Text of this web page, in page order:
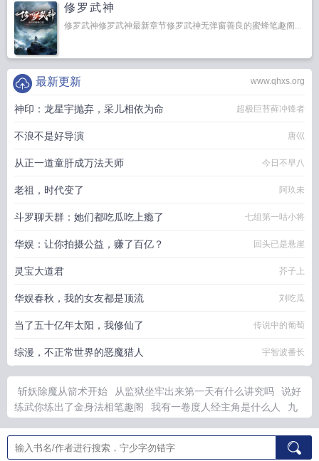
修罗武神
修罗武神修罗武神最新章节修罗武神无弹窗善良的蜜蜂笔趣阁...
www.qhxs.org
最新更新
神印：龙星宇抛弃，采儿相依为命 超极巨苔藓冲锋者
不浪不是好导演 唐巛
从正一道童肝成万法天师 今日不早八
老祖，时代变了 阿玖未
斗罗聊天群：她们都吃瓜吃上瘾了 七组第一咕小将
华娱：让你拍摄公益，赚了百亿？ 回头已是悬崖
灵宝大道君 芥子上
华娱春秋，我的女友都是顶流 刘吃瓜
当了五十亿年太阳，我修仙了 传说中的葡萄
综漫，不正常世界的恶魔猎人 宇智波番长
斩妖除魔从箭术开始 从监狱坐牢出来第一天有什么讲究吗
说好
练武你练出了金身法相笔趣阁
我有一卷度人经主角是什么人
九
钓系美人和偏执大佬联姻了TXTby应祁
毛茸茸修仙免费读
钓系
美人和大佬连姻免费阅读
穿成反派白月光替身后最新章节 农民